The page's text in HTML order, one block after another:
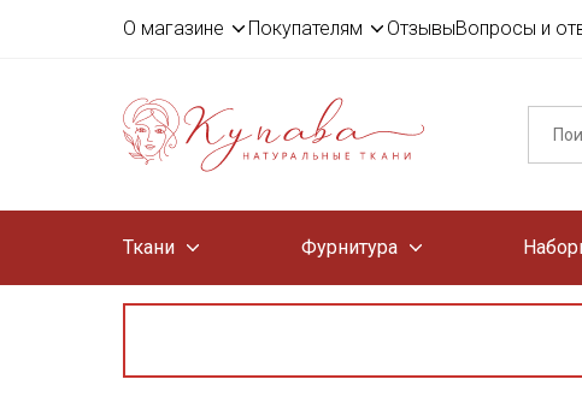
О магазине Покупателям ОтзывыВопросы и
Ткани Фурнитура